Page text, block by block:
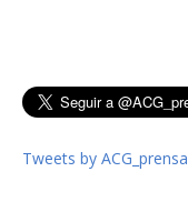
Tweets by ACG_prensa